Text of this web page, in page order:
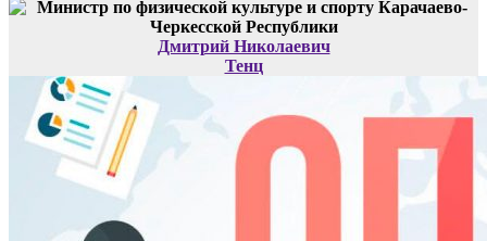
Дмитрий Николаевич
Тенц